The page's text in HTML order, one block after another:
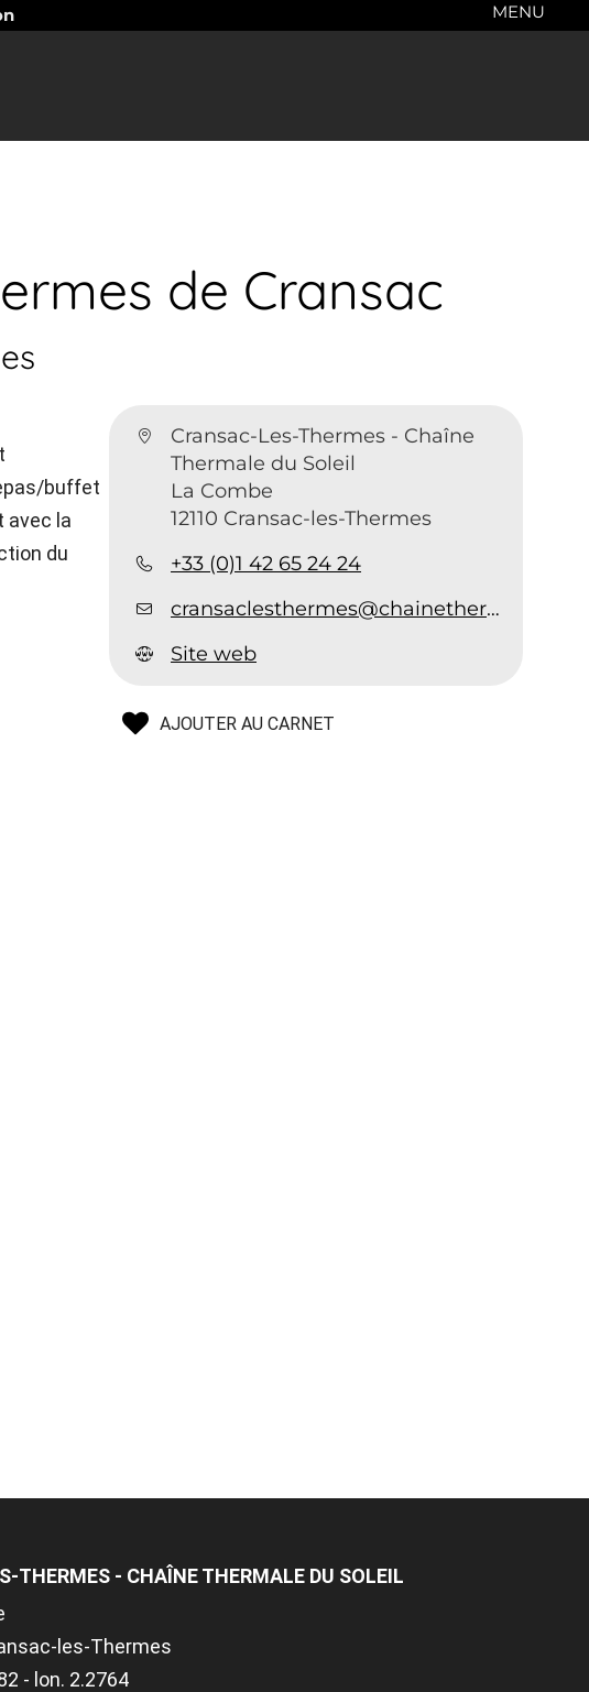
MENU
de Cransac
Cransac-Les-Thermes - Chaîne
Thermale du Soleil
La Combe
12110 Cransac-les-Thermes
+33 (0)1 42 65 24 24
cransaclesthermes@chainethermale.fr
Site web
AJOUTER AU CARNET
buffet
avec la
du
THERMES - CHAÎNE THERMALE DU SOLEIL
les-Thermes
- lon. 2.2764